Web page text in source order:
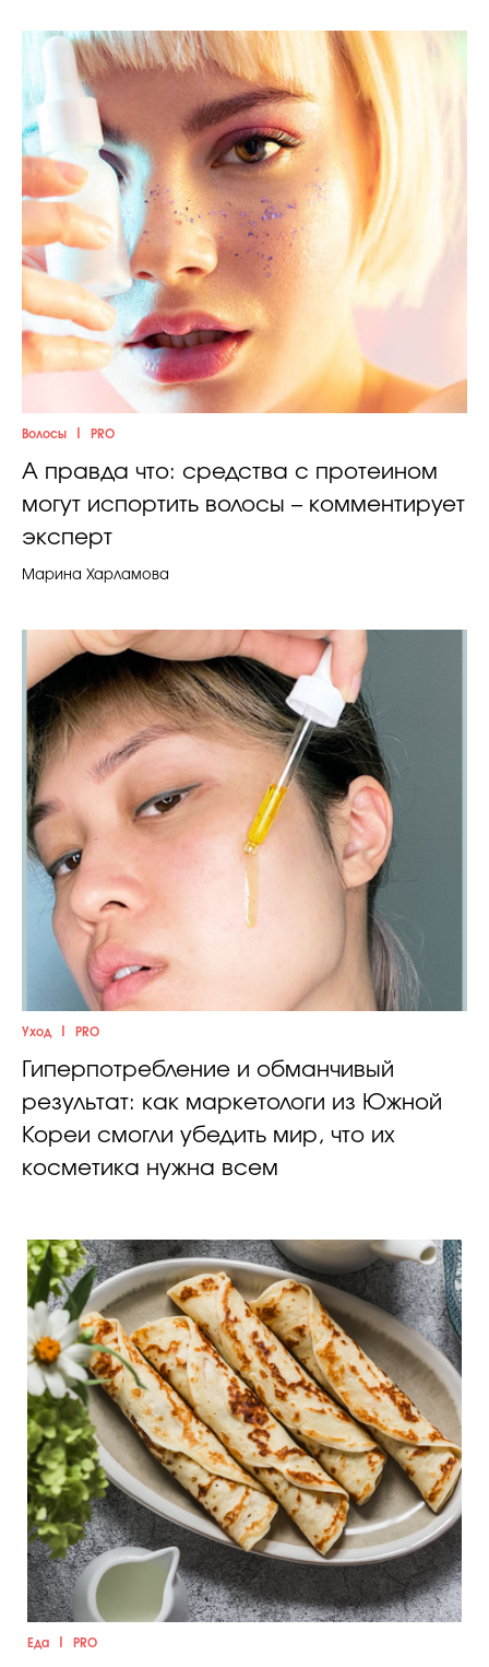
Волосы PRO
А правда что: средства с протеином
могут испортить волосы – комментирует
эксперт
Марина Харламова
Уход PRO
Гиперпотребление и обманчивый
результат: как маркетологи из Южной
Кореи смогли убедить мир, что их
косметика нужна всем
Еда PRO